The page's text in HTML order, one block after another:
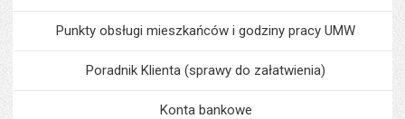
Punkty obsługi mieszkańców i godziny pracy UMW
Poradnik Klienta (sprawy do załatwienia)
Konta bankowe